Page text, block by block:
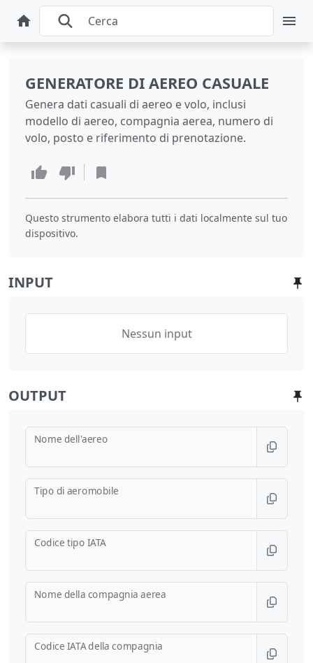
GENERATORE DI AEREO CASUALE
Genera dati casuali di aereo e volo, inclusi
modello di aereo, compagnia aerea, numero di
volo, posto e riferimento di prenotazione.
Questo strumento elabora tutti i dati localmente sul tuo
dispositivo.
INPUT
Nessun input
OUTPUT
Nome dell'aereo
Tipo di aeromobile
Codice tipo IATA
Nome della compagnia aerea
Codice IATA della compagnia